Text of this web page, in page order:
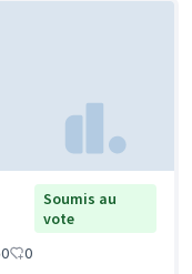
Soumis au
vote
0 0